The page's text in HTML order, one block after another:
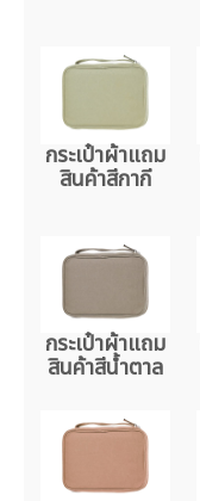
กระเป๋าผ้าแถม
สินค้าสีกากี
กระเป๋าผ้าแถม
สินค้าสีน้ำตาล